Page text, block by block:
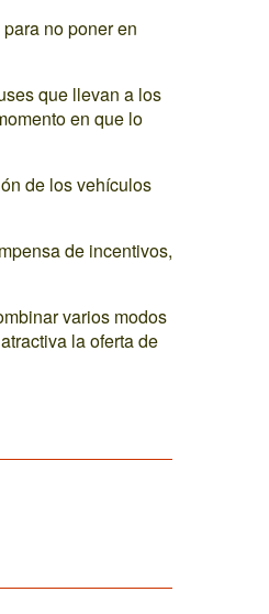
no poner en
que llevan a los
en que lo
de los vehículos
de incentivos,
varios modos
la oferta de